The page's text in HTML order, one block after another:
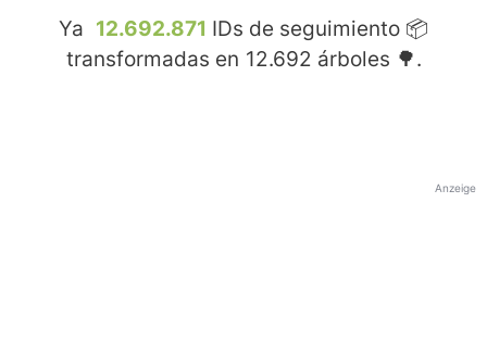
Ya 12.692.871 IDs de seguimiento 📦
transformadas en 12.692 árboles 🌳.
Anzeige